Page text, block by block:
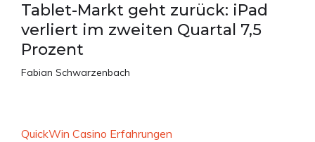
Tablet-Markt geht zurück: iPad
verliert im zweiten Quartal 7,5
Prozent
Fabian Schwarzenbach
QuickWin Casino Erfahrungen